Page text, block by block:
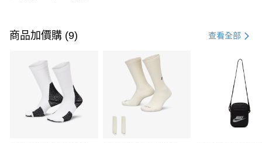
信用卡一次付款
3 期 0 利率 每期 21家銀行
合作金庫商業銀行
第一商業銀行
華南商業銀行
彰化商業銀行
上海商業儲蓄銀行
Apple Pay
商品加價購 (9) 查看全部